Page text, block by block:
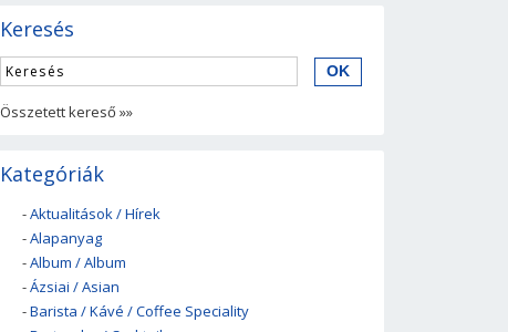
Keresés
Összetett kereső »»
Kategóriák
-Aktualitások / Hírek
-Alapanyag
-Album / Album
-Ázsiai / Asian
-Barista / Kávé / Coffee Speciality